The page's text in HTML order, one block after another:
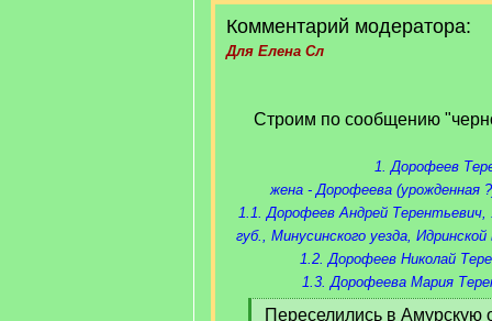
Комментарий модератора:
Для Елена Сл
Строим по сообщению
1. Дорофеев
жена - Дорофеева (урожденная
1.1. Дорофеев Андрей Терентьевич,
губ., Минусинского уезда,
1.2. Дорофеев Николай
1.3. Дорофеева Мария
Переселились в Амурскую